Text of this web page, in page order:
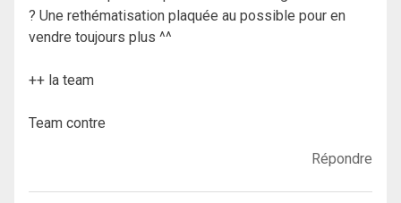
? Une rethématisation plaquée au possible pour en
vendre toujours plus ^^
++ la team
Team contre
Répondre